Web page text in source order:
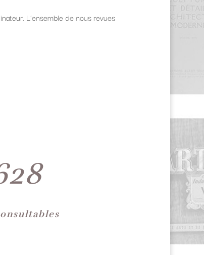
L’ensemble de nous revues